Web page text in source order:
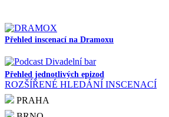
Přehled inscenací na Dramoxu
Přehled jednotlivých epizod
ROZŠÍŘENÉ HLEDÁNÍ INSCENACÍ
PRAHA